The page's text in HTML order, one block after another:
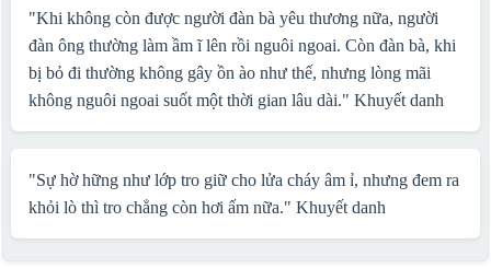
"Khi không còn được người đàn bà yêu thương nữa, người
đàn ông thường làm ầm ĩ lên rồi nguôi ngoai. Còn đàn bà, khi
bị bỏ đi thường không gây ồn ào như thế, nhưng lòng mãi
không nguôi ngoai suốt một thời gian lâu dài." Khuyết danh
"Sự hờ hững như lớp tro giữ cho lửa cháy âm ỉ, nhưng đem ra
khỏi lò thì tro chẳng còn hơi ấm nữa." Khuyết danh